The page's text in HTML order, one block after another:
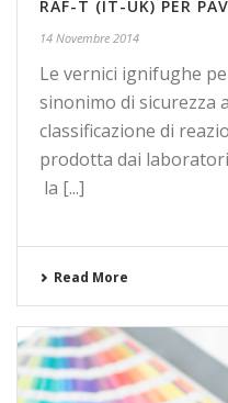
RAF-T (IT-UK) PER
14 Novembre 2014
Le vernici ignifughe
sinonimo di sicurezza
classificazione di
prodotta dai
la [...]
Read More